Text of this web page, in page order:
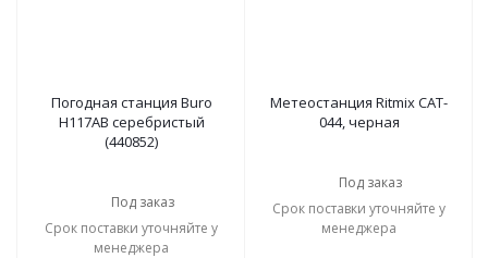
Погодная станция Buro
H117AB серебристый
(440852)
Под заказ
Срок поставки уточняйте у
менеджера
Метеостанция Ritmix CAT-
044, черная
Под заказ
Срок поставки уточняйте у
менеджера